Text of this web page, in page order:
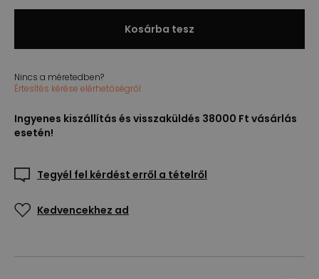
Kosárba tesz
Nincs a méretedben?
Értesítés kérése elérhetőségről
Ingyenes kiszállítás és visszaküldés 38000 Ft vásárlás
esetén!
Tegyél fel kérdést erről a tételről
Kedvencekhez ad